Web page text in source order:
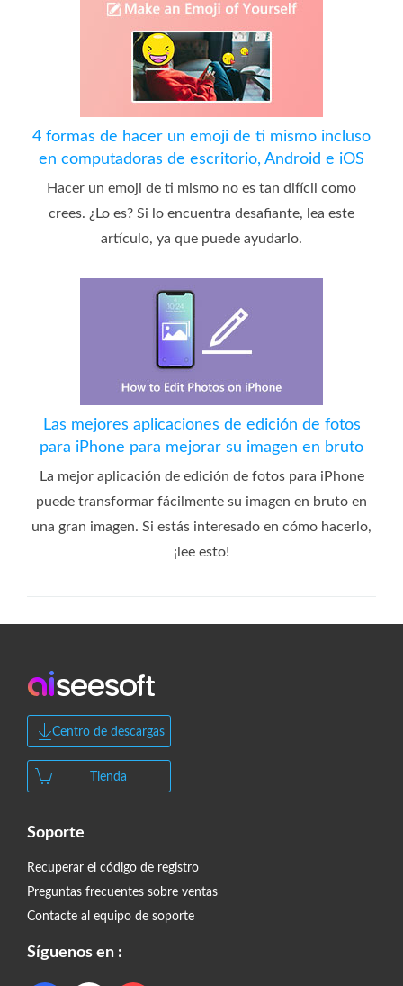
4 formas de hacer un emoji de ti mismo incluso
en computadoras de escritorio, Android e iOS
Hacer un emoji de ti mismo no es tan difícil como
crees. ¿Lo es? Si lo encuentra desafiante, lea este
artículo, ya que puede ayudarlo.
Las mejores aplicaciones de edición de fotos
para iPhone para mejorar su imagen en bruto
La mejor aplicación de edición de fotos para iPhone
puede transformar fácilmente su imagen en bruto en
una gran imagen. Si estás interesado en cómo hacerlo,
¡lee esto!
Centro de descargas
Tienda
Soporte
Recuperar el código de registro
Preguntas frecuentes sobre ventas
Contacte al equipo de soporte
Síguenos en :